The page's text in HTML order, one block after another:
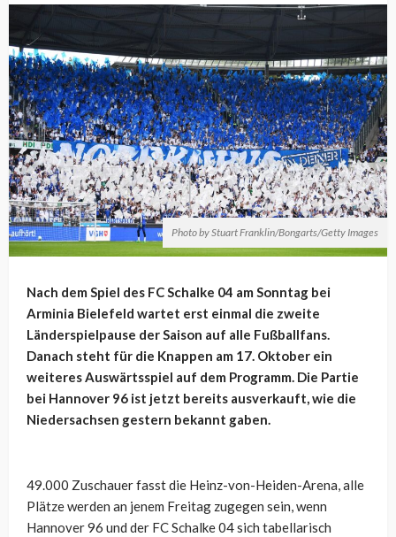
Photo by Stuart Franklin/Bongarts/Getty Images
Nach dem Spiel des FC Schalke 04 am Sonntag bei
Arminia Bielefeld wartet erst einmal die zweite
Länderspielpause der Saison auf alle Fußballfans.
Danach steht für die Knappen am 17. Oktober ein
weiteres Auswärtsspiel auf dem Programm. Die Partie
bei Hannover 96 ist jetzt bereits ausverkauft, wie die
Niedersachsen gestern bekannt gaben.
49.000 Zuschauer fasst die Heinz-von-Heiden-Arena, alle
Plätze werden an jenem Freitag zugegen sein, wenn
Hannover 96 und der FC Schalke 04 sich tabellarisch